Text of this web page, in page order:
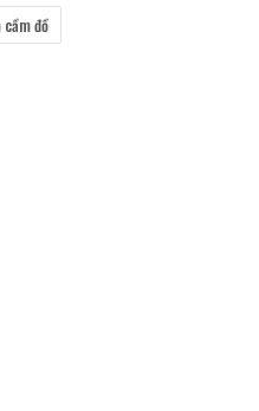
đồ